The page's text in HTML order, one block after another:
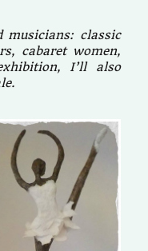
musicians: classic
cabaret women,
I’ll also